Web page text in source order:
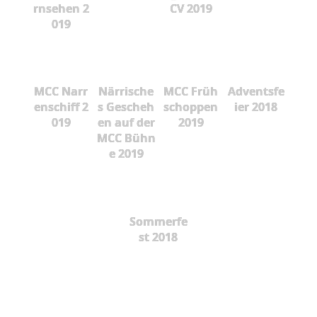
rnsehen 2
019
CV 2019
MCC Narr
enschiff 2
019
Närrische
s Gescheh
en auf der
MCC Bühn
e 2019
MCC Früh
schoppen
2019
Adventsfe
ier 2018
Sommerfe
st 2018